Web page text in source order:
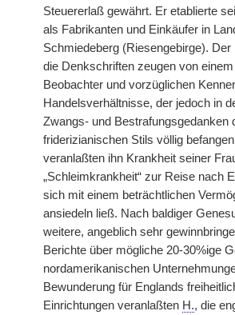
Steuererlaß gewährt. Er etablierte
als Fabrikanten und Einkäufer in
Schmiedeberg (Riesengebirge). Der
die Denkschriften zeugen von
Beobachter und vorzüglichen
Handelsverhältnisse, der jedoch in
Zwangs- und Bestrafungsgedanken
friderizianischen Stils völlig
veranlaßten ihn Krankheit seiner
„Schleimkrankheit“ zur Reise nach
sich mit einem beträchtlichen
ansiedeln ließ. Nach baldiger
weitere, angeblich sehr
Berichte über mögliche 20-30%ige
nordamerikanischen
Bewunderung für Englands
Einrichtungen veranlaßten H., die